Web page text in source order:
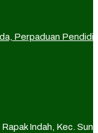
Perpaduan
Indah, Kec.